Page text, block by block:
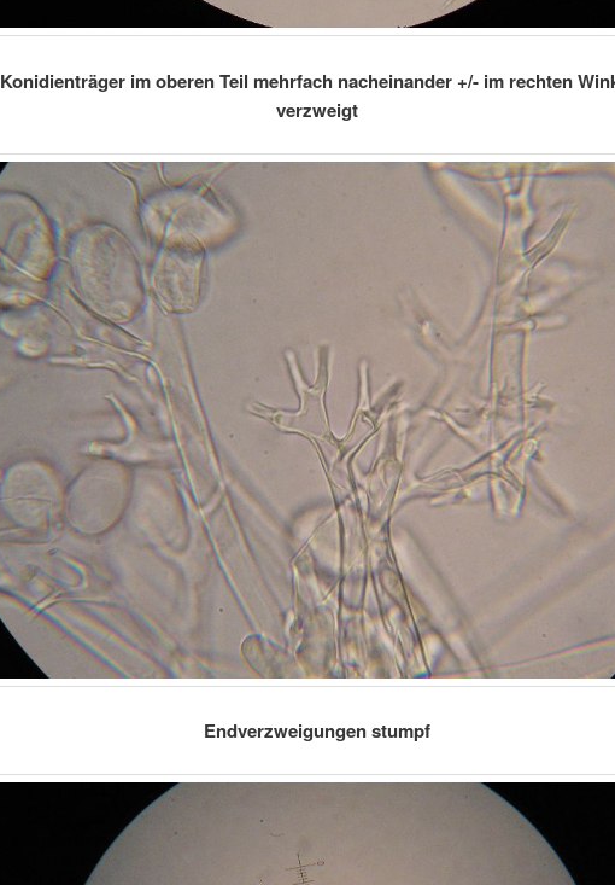
Konidienträger im oberen Teil mehrfach nacheinander +/- im rechten
verzweigt
Endverzweigungen stumpf